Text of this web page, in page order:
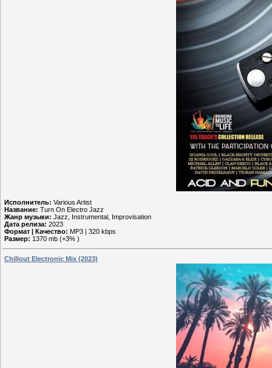
Исполнитель: Various Artist
Название: Turn On Electro Jazz
Жанр музыки: Jazz, Instrumental, Improvisation
Дата релиза: 2023
Формат | Качество: MP3 | 320 kbps
Размер: 1370 mb (+3% )
Chillout Electronic Mix (2023)